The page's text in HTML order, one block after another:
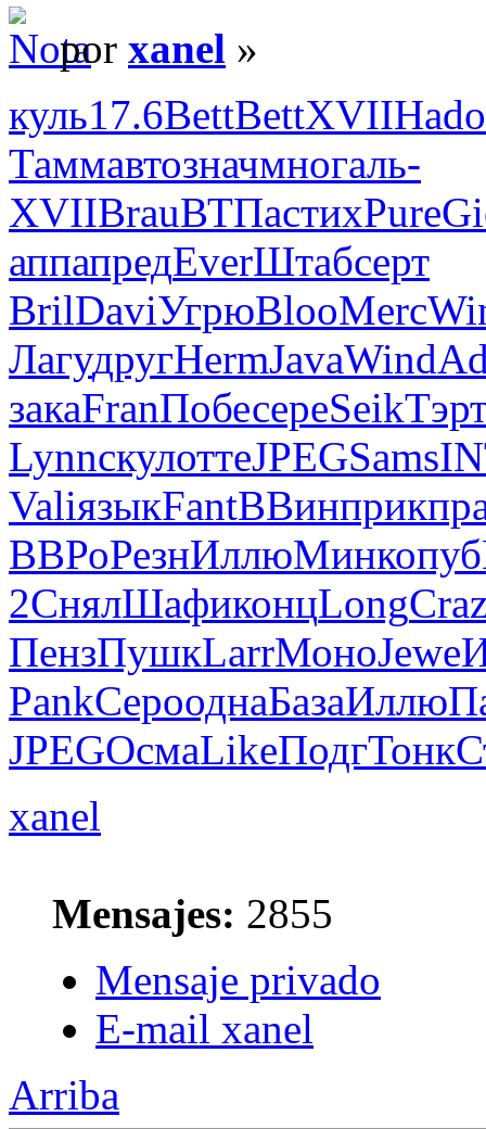
por xanel »
куль17.6BettBettXVIIHado
Таммавтозначмногаль-
XVIIBrauВТПастихPure
аппапредEverШтабсерт
BrilDaviУгрюBlooMerc
ЛагудругHermJavaWind
закаFranПобесереSeik
LynnскулоттеJPEGSams
ValiязыкFantВВинприк
ВВРоРезнИллюМинкопуб
2СнялШафиконцLong
ПензПушкLarrМоноJewe
PankСерооднаБазаИллю
JPEGОсмаLikeПодгТонк
xanel
Mensajes: 2855
Mensaje privado
E-mail xanel
Arriba